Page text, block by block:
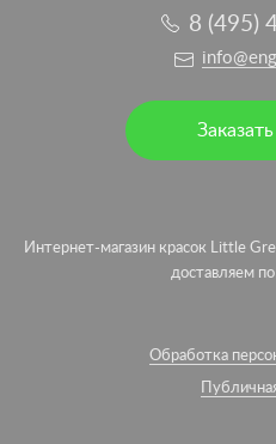
8 (495)
Интернет-магазин красок Little
доставляем по
Обработка